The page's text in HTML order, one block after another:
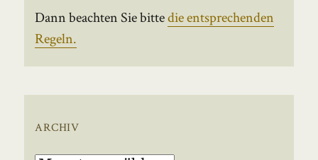
Dann beachten Sie bittedie entsprechenden
Regeln.
ARCHIV